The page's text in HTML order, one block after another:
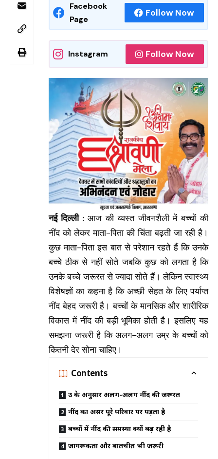
Facebook
Page
Follow Now
Instagram Follow Now
नई दिल्ली :आज की व्यस्त जीवनशैली में बच्चों की
नींद को लेकर माता-पिता की चिंता बढ़ती जा रही है।
कुछ माता-पिता इस बात से परेशान रहते हैं कि उनके
बच्चे ठीक से नहीं सोते जबकि कुछ को लगता है कि
उनके बच्चे जरूरत से ज्यादा सोते हैं। लेकिन स्वास्थ्य
विशेषज्ञों का कहना है कि अच्छी सेहत के लिए पर्याप्त
नींद बेहद जरूरी है। बच्चों के मानसिक और शारीरिक
विकास में नींद की बड़ी भूमिका होती है। इसलिए यह
समझना जरूरी है कि अलग-अलग उम्र के बच्चों को
कितनी देर सोना चाहिए।
Contents
उम्र के अनुसार अलग-अलग नींद की जरूरत
नींद का असर पूरे परिवार पर पड़ता है
बच्चों में नींद की समस्या क्यों बढ़ रही है
जागरूकता और बातचीत भी जरूरी